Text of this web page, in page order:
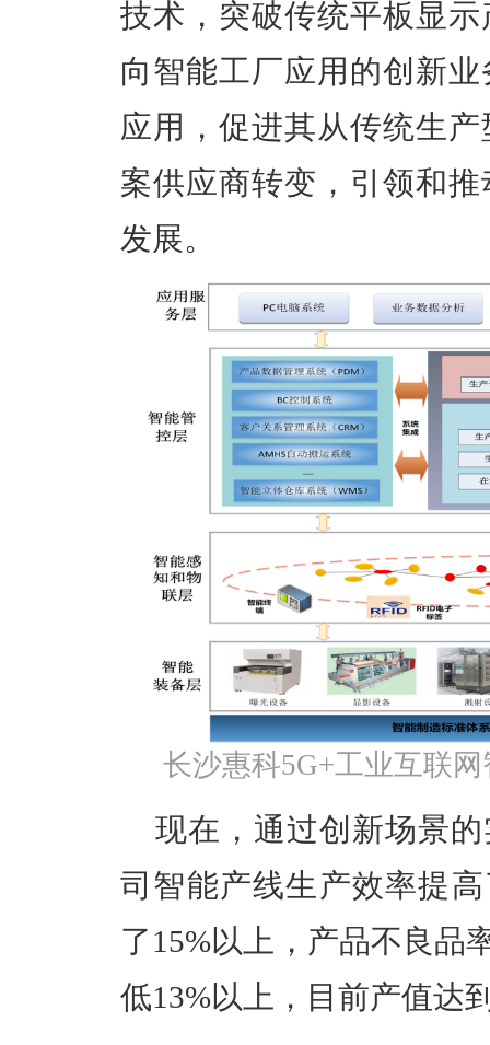
技术，突破传统平板显
向智能工厂应用的创新
应用，促进其从传统生
案供应商转变，引领和
发展。
长沙惠科5G+工业互联
现在，通过创新场景
司智能产线生产效率提
了15%以上，产品不良品
低13%以上 ，目前产值达